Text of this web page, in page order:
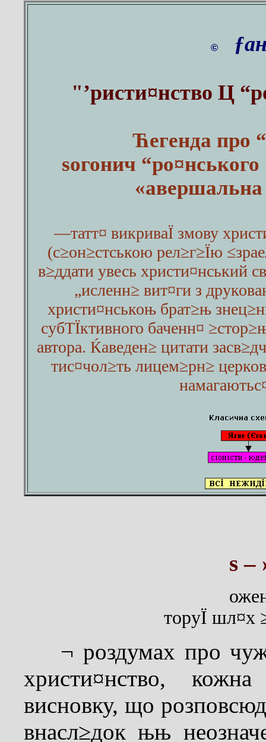
"’ристи¤нство Ц
Ћегенда про
ѕогонич
—татт¤ викриваЇ змову
(с≥он≥стською рел≥г≥Їю
в≥ддати увесь христи¤нський
„исленн≥ вит¤ги з
христи¤нськоњ брат≥њ
субТЇктивного баченн¤
автора. Ќаведен≥ цитати
тис¤чол≥ть лицем≥рн≥
ѕ –
торуЇ шл¤х
¬ роздумах про
христи¤нство,
висновку, що
внасл≥док њњ